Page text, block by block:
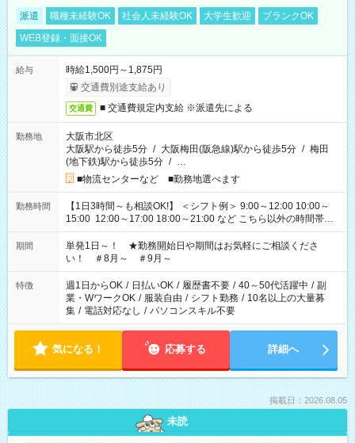
派遣 職種未経験OK 社会人未経験OK 大学生歓迎
ブランクOK
WEB登録・面接OK
給与
時給1,500円～1,875円
交通費別途支給あり
交通費 ■ 交通費規定内支給 ※派遣先による
勤務地
大阪市北区
大阪駅から徒歩5分 / 大阪梅田(阪急線)駅から徒歩5分 / 梅田
(地下鉄)駅から徒歩5分 / …
■物流センターなど ■勤務地選べます
勤務時間
【1日3時間～も相談OK!】 ＜シフト例＞ 9:00～12:00 10:00～
15:00 12:00～17:00 18:00～21:00 など こちら以外の時間帯も
お気軽にご相談ください！
期間
単発1日～！ ★勤務開始日や期間はお気軽にご相談くださ
い！ ＃8月～ ＃9月～
特徴 週1日からOK / 日払いOK / 履歴書不要 / 40～50代活躍中 / 副
業・WワークOK / 服装自由 / シフト勤務 / 10名以上の大量募
集 / 電話対応なし / パソコンスキル不要
気になる！ 応募する 詳細へ
掲載日：2026.08.05
未読